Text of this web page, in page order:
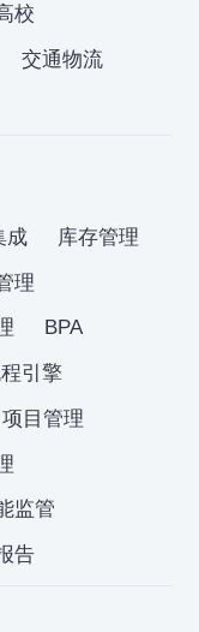
校
交通物流
成
库存管理
理
BPA
引擎
项目管理
监管
告